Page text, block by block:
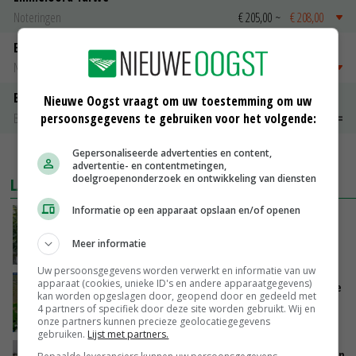
Noteringen
€ 205,00 ~ € 208,00
Emmeloord Schaaltjespeen
Noteringen
€ 5,00
Bintje A 28/35
Bintje Info
€ 48,00~ € 52,00
MEER MARKTPRIJZEN
LAATSTE NIEUWS
Schaalvergroting zet door in Nederlandse
Zeer lage Rijnaanvoer komt bovenop droogste
juli ooit
VANDAAG, 13:55
Nieuwe Oogst vraagt om uw toestemming om uw
persoonsgegevens te gebruiken voor het volgende:
Gepersonaliseerde advertenties en content,
advertentie- en contentmetingen,
doelgroepenonderzoek en ontwikkeling van diensten
Informatie op een apparaat opslaan en/of openen
Meer informatie
Uw persoonsgegevens worden verwerkt en informatie van uw
apparaat (cookies, unieke ID's en andere apparaatgegevens)
kan worden opgeslagen door, geopend door en gedeeld met
4 partners of specifiek door deze site worden gebruikt. Wij en
onze partners kunnen precieze geolocatiegegevens
gebruiken. Lijst met partners.